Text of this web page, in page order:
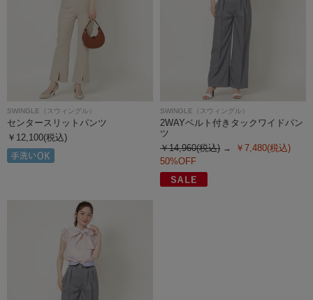
SWINGLE（スウィングル）
センタースリットパンツ
￥12,100(税込)
SWINGLE（スウィングル）
2WAYベルト付きタックワイドパン
ツ
￥14,960(税込)
￥7,480(税込)
50%OFF